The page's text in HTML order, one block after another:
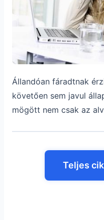
Állandóan fáradtnak
követően sem javul
mögött nem csak az
Teljes